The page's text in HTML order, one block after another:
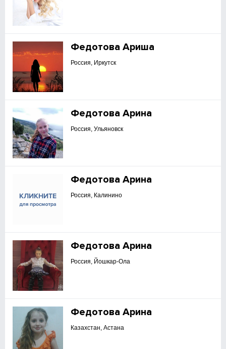
Федотова Ариша
Россия, Иркутск
Федотова Арина
Россия, Ульяновск
Федотова Арина
Россия, Калинино
Федотова Арина
Россия, Йошкар-Ола
Федотова Арина
Казахстан, Астана